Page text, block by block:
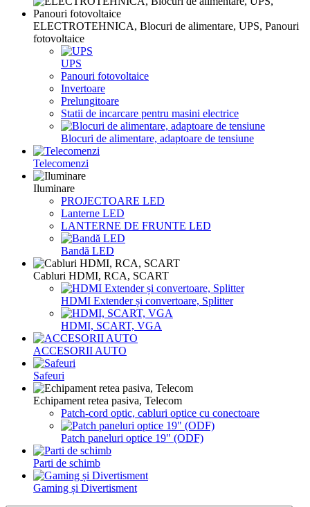
ELECTROTEHNICA, Blocuri de alimentare, UPS, Panouri
fotovoltaice
UPS
Panouri fotovoltaice
Invertoare
Prelungitoare
Statii de incarcare pentru masini electrice
Blocuri de alimentare, adaptoare de tensiune
Telecomenzi
Iluminare
PROJECTOARE LED
Lanterne LED
LANTERNE DE FRUNTE LED
Bandă LED
Cabluri HDMI, RCA, SCART
HDMI Extender și convertoare, Splitter
HDMI, SCART, VGA
ACCESORII AUTO
Safeuri
Echipament retea pasiva, Telecom
Patch-cord optic, cabluri optice cu conectoare
Patch paneluri optice 19" (ODF)
Parti de schimb
Gaming și Divertisment